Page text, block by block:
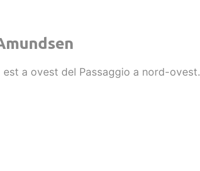
a ovest del Passaggio a nord-ovest.